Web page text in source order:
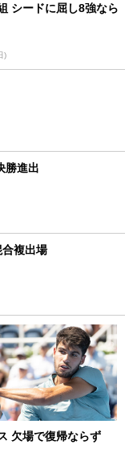
シードに屈し8強なら
)
勝進出
複出場
欠場で復帰ならず